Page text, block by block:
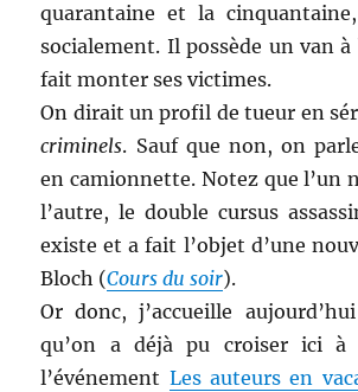
quarantaine et la
socialement. Il possède un van
fait monter ses victimes.
On dirait un profil de tueur en
criminels. Sauf que non, on
en camionnette. Notez que l’un
l’autre, le double cursus
existe et a fait l’objet d’une
Bloch (Cours du soir).
Or donc, j’accueille aujourd’hui
qu’on a déjà pu croiser ici à
l’événement Les auteurs en